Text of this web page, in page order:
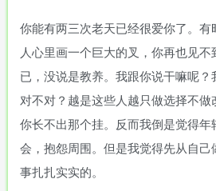
你能有两三次老天已经很爱你了。
人心里画一个巨大的叉，你再也见
已，没说是教养。我跟你说干嘛呢？
对不对？越是这些人越只做选择不做
你长不出那个挂。反而我倒是觉得
会，抱怨周围。但是我觉得先从自
事扎扎实实的。